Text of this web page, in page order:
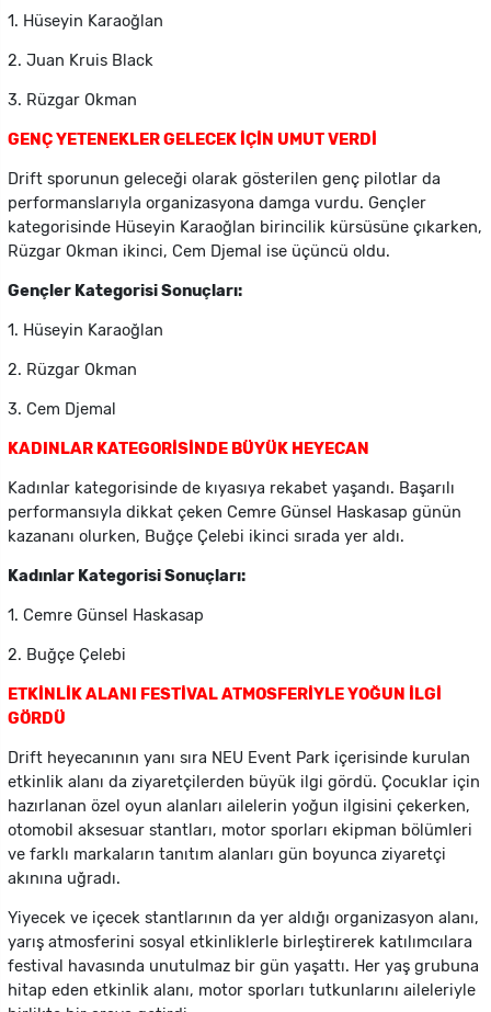
1. Hüseyin Karaoğlan
2. Juan Kruis Black
3. Rüzgar Okman
GENÇ YETENEKLER GELECEK İÇİN UMUT VERDİ
Drift sporunun geleceği olarak gösterilen genç pilotlar da
performanslarıyla organizasyona damga vurdu. Gençler
kategorisinde Hüseyin Karaoğlan birincilik kürsüsüne çıkarken,
Rüzgar Okman ikinci, Cem Djemal ise üçüncü oldu.
Gençler Kategorisi Sonuçları:
1. Hüseyin Karaoğlan
2. Rüzgar Okman
3. Cem Djemal
KADINLAR KATEGORİSİNDE BÜYÜK HEYECAN
Kadınlar kategorisinde de kıyasıya rekabet yaşandı. Başarılı
performansıyla dikkat çeken Cemre Günsel Haskasap günün
kazananı olurken, Buğçe Çelebi ikinci sırada yer aldı.
Kadınlar Kategorisi Sonuçları:
1. Cemre Günsel Haskasap
2. Buğçe Çelebi
ETKİNLİK ALANI FESTİVAL ATMOSFERİYLE YOĞUN İLGİ
GÖRDÜ
Drift heyecanının yanı sıra NEU Event Park içerisinde kurulan
etkinlik alanı da ziyaretçilerden büyük ilgi gördü. Çocuklar için
hazırlanan özel oyun alanları ailelerin yoğun ilgisini çekerken,
otomobil aksesuar stantları, motor sporları ekipman bölümleri
ve farklı markaların tanıtım alanları gün boyunca ziyaretçi
akınına uğradı.
Yiyecek ve içecek stantlarının da yer aldığı organizasyon alanı,
yarış atmosferini sosyal etkinliklerle birleştirerek katılımcılara
festival havasında unutulmaz bir gün yaşattı. Her yaş grubuna
hitap eden etkinlik alanı, motor sporları tutkunlarını aileleriyle